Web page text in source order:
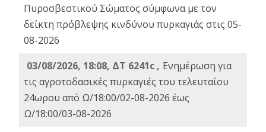
Πυροσβεστικού Σώματος σύμφωνα με τον
δείκτη πρόβλεψης κινδύνου πυρκαγιάς στις 05-
08-2026
03/08/2026, 18:08, ΔΤ 6241c , Ενημέρωση για
τις αγροτοδασικές πυρκαγιές του τελευταίου
24ωρου από Ω/18:00/02-08-2026 έως
Ω/18:00/03-08-2026